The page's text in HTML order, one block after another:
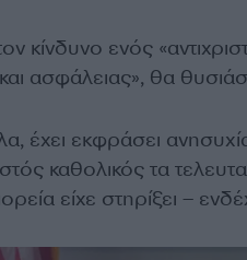
κίνδυνο ενός
ασφάλειας», θα
έχει εκφράσει
καθολικός τα
είχε στηρίξει –